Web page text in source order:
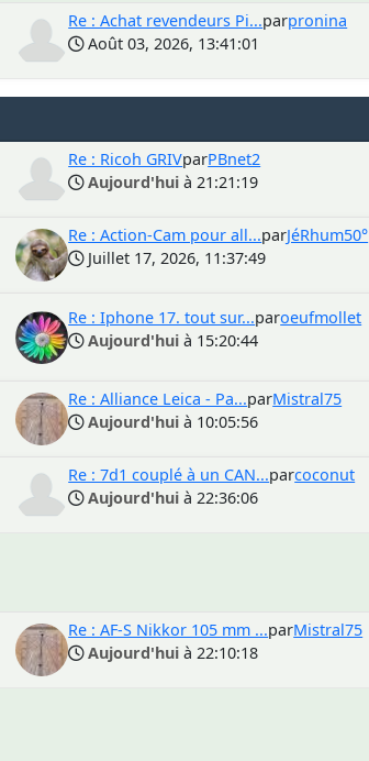
Re : Achat revendeurs Pi...parpronina
Août 03, 2026, 13:41:01
Re : Ricoh GRIVparPBnet2
Aujourd'hui à 21:21:19
Re : Action-Cam pour all...parJéRhum50°
Juillet 17, 2026, 11:37:49
Re : Iphone 17. tout sur...paroeufmollet
Aujourd'hui à 15:20:44
Re : Alliance Leica - Pa...parMistral75
Aujourd'hui à 10:05:56
Re : 7d1 couplé à un CAN...parcoconut
Aujourd'hui à 22:36:06
Re : AF-S Nikkor 105 mm ...parMistral75
Aujourd'hui à 22:10:18